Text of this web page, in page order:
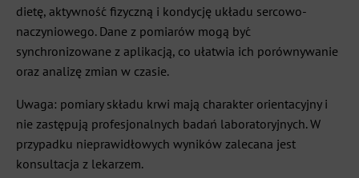
dietę, aktywność fizyczną i kondycję układu sercowo-
naczyniowego. Dane z pomiarów mogą być
synchronizowane z aplikacją, co ułatwia ich porównywanie
oraz analizę zmian w czasie.
Uwaga: pomiary składu krwi mają charakter orientacyjny i
nie zastępują profesjonalnych badań laboratoryjnych. W
przypadku nieprawidłowych wyników zalecana jest
konsultacja z lekarzem.